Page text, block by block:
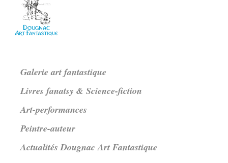
Galerie art fantastique
Livres fanatsy & Science-fiction
Art-performances
Peintre-auteur
Actualités Dougnac Art Fantastique